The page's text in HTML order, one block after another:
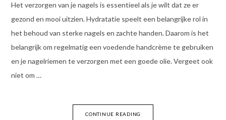
Het verzorgen van je nagels is essentieel als je wilt dat ze er
gezond en mooi uitzien. Hydratatie speelt een belangrijke rol in
het behoud van sterke nagels en zachte handen. Daarom is het
belangrijk om regelmatig een voedende handcrème te gebruiken
en je nagelriemen te verzorgen met een goede olie. Vergeet ook
niet om …
CONTINUE READING